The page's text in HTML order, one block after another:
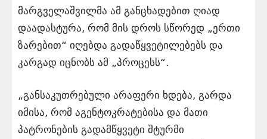
მარგველაშვილმა ამ განცხადებით ღიად
დაადასტურა, რომ მის დროს სწორედ „ერთი
ზარებით“ იღებდა გადაწყვეტილებებს და
კარგად იცნობს ამ „პროცესს“.
„განსაკუთრებული არაფერი ხდება, გარდა
იმისა, რომ აგენტოკრატებისა და მათი
პატრონების გადამწყვეტი შტურმი